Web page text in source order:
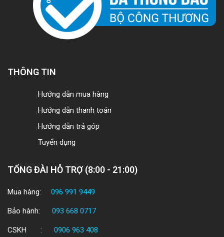
THÔNG TIN
Hướng dẫn mua hàng
Hướng dẫn thanh toán
Hướng dẫn trả góp
Tuyển dụng
TỔNG ĐÀI HỖ TRỢ (8:00 - 21:00)
Mua hàng: 096 991 9449
Bảo hành: 093 668 0717
CSKH : 0906 963 408